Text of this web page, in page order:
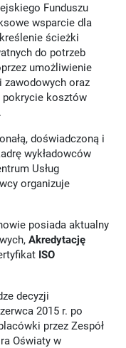
Funduszu
wsparcie dla
ścieżki
do potrzeb
umożliwienie
oraz
pokrycie kosztów
doświadczoną i
wykładowców
Usług
organizuje
posiada aktualny
Akredytację
ISO
decyzji
2015 r. po
przez Zespół
Oświaty w